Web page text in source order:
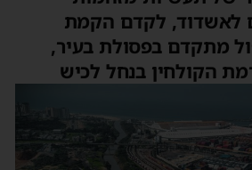
לקדם הקמת
מתקדם בפסולת בעיר,
בנחל לכיש